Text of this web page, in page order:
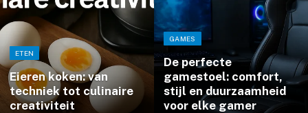
ETEN
Eieren koken: van
techniek tot culinaire
creativiteit
GAMES
De perfecte
gamestoel: comfort,
stijl en duurzaamheid
voor elke gamer